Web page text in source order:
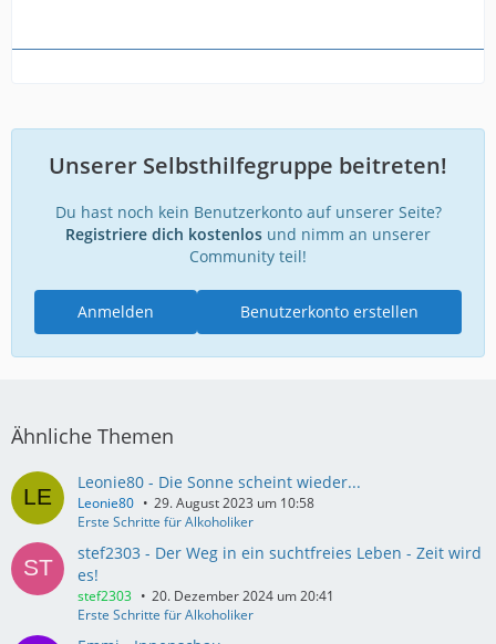
Unserer Selbsthilfegruppe beitreten!
Du hast noch kein Benutzerkonto auf unserer Seite?
Registriere dich kostenlos und nimm an unserer
Community teil!
Benutzerkonto erstellen
Anmelden
Ähnliche Themen
Leonie80 - Die Sonne scheint wieder...
Leonie80
29. August 2023 um 10:58
Erste Schritte für Alkoholiker
stef2303 - Der Weg in ein suchtfreies Leben - Zeit wird
es!
stef2303
20. Dezember 2024 um 20:41
Erste Schritte für Alkoholiker